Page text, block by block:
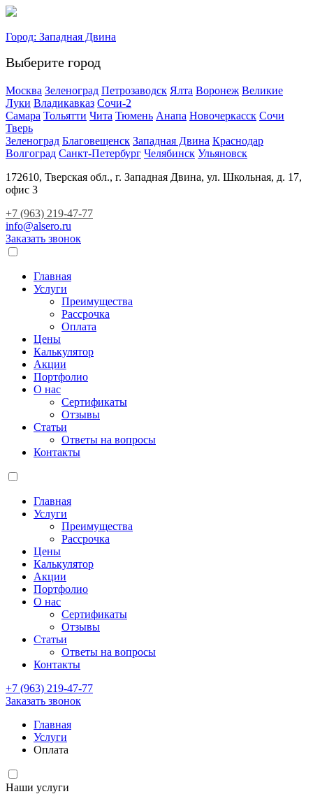
Город: Западная Двина
Выберите город
Москва Зеленоград Петрозаводск Ялта Воронеж Великие
Луки Владикавказ Сочи-2
Самара Тольятти Чита Тюмень Анапа Новочеркасск Сочи
Тверь
Зеленоград Благовещенск Западная Двина Краснодар
Волгоград Санкт-Петербург Челябинск Ульяновск
172610, Тверская обл., г. Западная Двина, ул. Школьная, д. 17,
офис 3
+7 (963) 219-47-77
info@alsero.ru
Заказать звонок
Главная
Услуги
Преимущества
Рассрочка
Оплата
Цены
Калькулятор
Акции
Портфолио
О нас
Сертификаты
Отзывы
Статьи
Ответы на вопросы
Контакты
Главная
Услуги
Преимущества
Рассрочка
Цены
Калькулятор
Акции
Портфолио
О нас
Сертификаты
Отзывы
Статьи
Ответы на вопросы
Контакты
+7 (963) 219-47-77
Заказать звонок
Главная
Услуги
Оплата
Наши услуги